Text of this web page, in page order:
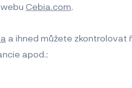
Cebia.com.
a ihned můžete zkontrolovat
apod.: